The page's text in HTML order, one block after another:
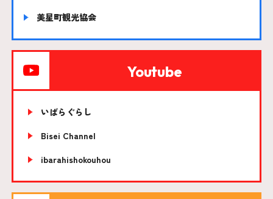
美星町観光協会
Youtube
いばらぐらし
Bisei Channel
ibarahishokouhou